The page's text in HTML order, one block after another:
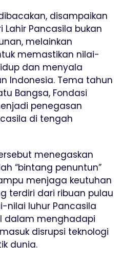
disampaikan
Pancasila bukan
melainkan
memastikan nilai-
dan menyala
Indonesia. Tema tahun
Bangsa, Fondasi
penegasan
di tengah
menegaskan
“bintang penuntun”
menjaga keutuhan
terdiri dari ribuan pulau
nilai luhur Pancasila
dalam menghadapi
disrupsi teknologi
dunia.